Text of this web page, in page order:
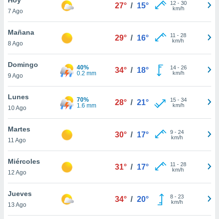
y
en
más
de
7 Ago
27° / 15° 12- 30
km/h
Mañana
8 Ago
29° / 16° 11 - 28
km/h
Domingo
9 Ago
40%
0.2 mm
34° / 18° 14- 26
km/h
Lunes
10 Ago
70%
1.6 mm
28° / 21° 15- 34
km/h
Martes
11 Ago
30° / 17° 9- 24
km/h
Miércoles
12 Ago
31° / 17° 11 - 28
km/h
Jueves
13 Ago
34° / 20° 8- 23
km/h